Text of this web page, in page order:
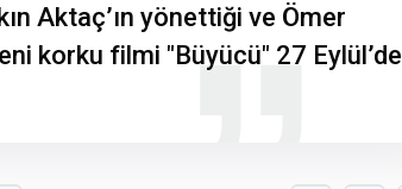
Aktaç’ın yönettiği ve Ömer
korku filmi "Büyücü" 27 Eylül’de